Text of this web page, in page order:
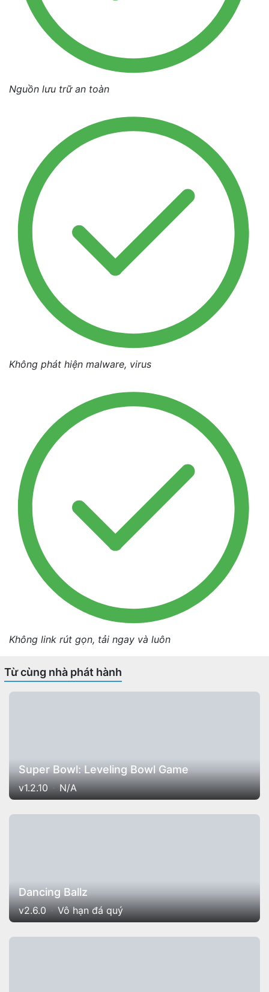
Nguồn lưu trữ an toàn
Không phát hiện malware, virus
Không link rút gọn, tải ngay và luôn
Từ cùng nhà phát hành
Super Bowl: Leveling Bowl Game
v1.2.10 N/A
Dancing Ballz
v2.6.0 Vô hạn đá quý